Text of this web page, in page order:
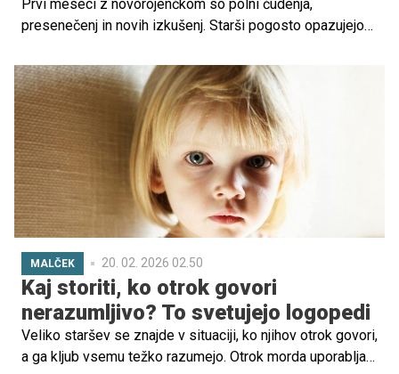
Prvi meseci z novorojenčkom so polni čudenja,
presenečenj in novih izkušenj. Starši pogosto opazujejo
dojenček razvija 'po tabeli'.
MALČEK 20. 02. 2026 02.50
Kaj storiti, ko otrok govori
nerazumljivo? To svetujejo logopedi
Veliko staršev se znajde v situaciji, ko njihov otrok govori,
a ga kljub vsemu težko razumejo. Otrok morda uporablja